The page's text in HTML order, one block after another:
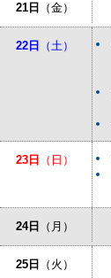
21日 （金）
22日 （土）
23日 （日）
24日 （月）
25日 （火）